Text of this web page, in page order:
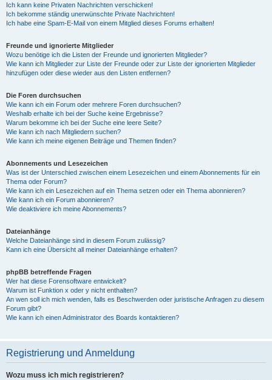
Ich kann keine Privaten Nachrichten verschicken!
Ich bekomme ständig unerwünschte Private Nachrichten!
Ich habe eine Spam-E-Mail von einem Mitglied dieses Forums erhalten!
Freunde und ignorierte Mitglieder
Wozu benötige ich die Listen der Freunde und ignorierten Mitglieder?
Wie kann ich Mitglieder zur Liste der Freunde oder zur Liste der ignorierten Mitglieder
hinzufügen oder diese wieder aus den Listen entfernen?
Die Foren durchsuchen
Wie kann ich ein Forum oder mehrere Foren durchsuchen?
Weshalb erhalte ich bei der Suche keine Ergebnisse?
Warum bekomme ich bei der Suche eine leere Seite?
Wie kann ich nach Mitgliedern suchen?
Wie kann ich meine eigenen Beiträge und Themen finden?
Abonnements und Lesezeichen
Was ist der Unterschied zwischen einem Lesezeichen und einem Abonnements für ein
Thema oder Forum?
Wie kann ich ein Lesezeichen auf ein Thema setzen oder ein Thema abonnieren?
Wie kann ich ein Forum abonnieren?
Wie deaktiviere ich meine Abonnements?
Dateianhänge
Welche Dateianhänge sind in diesem Forum zulässig?
Kann ich eine Übersicht all meiner Dateianhänge erhalten?
phpBB betreffende Fragen
Wer hat diese Forensoftware entwickelt?
Warum ist Funktion x oder y nicht enthalten?
An wen soll ich mich wenden, falls es Beschwerden oder juristische Anfragen zu diesem
Forum gibt?
Wie kann ich einen Administrator des Boards kontaktieren?
Registrierung und Anmeldung
Wozu muss ich mich registrieren?